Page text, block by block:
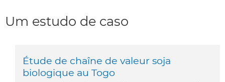
Um estudo de caso
Étude de chaîne de valeur soja
biologique au Togo